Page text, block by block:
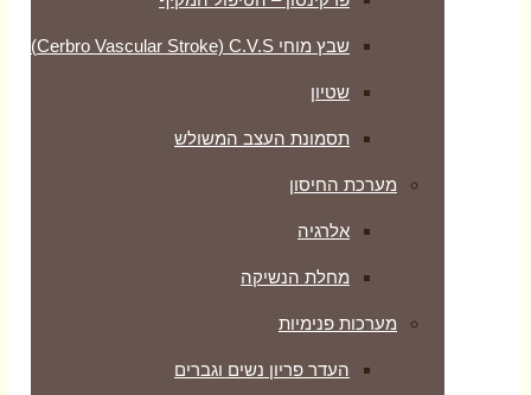
שבץ מוחי Cerbro Vascular Stroke) C.V.S)
שטיון
תסמונת העצב המשולש
מערכת החיסון
אלרגיה
מחלת הנשיקה
מערכות פנימיות
העדר פריון נשים וגברים